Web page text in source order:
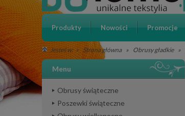
Produkty Nowości Promocje
Jesteś w: » Strona główna » Obrusy gładkie »
Menu
Obrusy świąteczne
Poszewki świąteczne